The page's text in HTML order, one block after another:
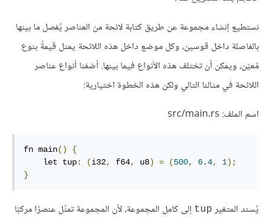
نستطيع إنشاء مجموعة عن طريق كتابة لائحة من العناصر يُفصل ما بينها
بالفاصلة داخل قوسين، وكل موضع داخل هذه اللائحة يمثل قيمةً بنوع
مُعيّن، ويمكن أن تختلف هذه الأنواع فيما بينها. أضفنا أنواع عناصر
اللائحة في مثالنا التالي ولكن هذه الخطوة اختيارية:
اسم الملف: src/main.rs
fn main()
{
    let tup
: (i32, f64, u8) = (500, 6.4, 1);
}
يُسند المتغير tup إلى كامل المجموعة، لأن المجموعة تمثّل عنصرًا مركبًا